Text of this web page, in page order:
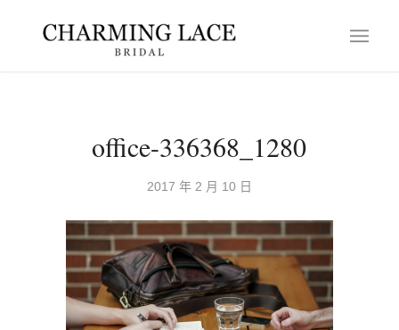
office-336368_1280
2017 年 2 月 10 日